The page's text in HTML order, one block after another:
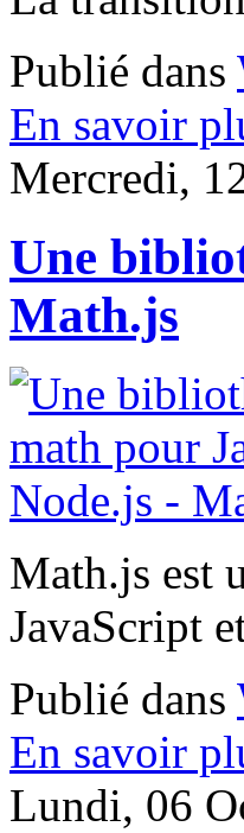
Publié dans
En savoir
Mercredi,
Une
Math.js
Math.js est
JavaScript
Publié dans
En savoir
Lundi, 06